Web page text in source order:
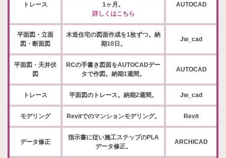
トレース
1ヶ月。
詳しくはこちら
AUTOCAD
平面図・立面
図・断面図
木造住宅の図面作成を1枚ずつ。納
期10日。
Jw_cad
平面図・天井伏
図
RCの手書き図面をAUTOCADデー
タで作図。納期1週間。
AUTOCAD
トレース 平面図のトレース。納期2週間。 Jw_cad
モデリング Revitでのマンションモデリング。 Revit
データ修正
指示書に従い施工ステップのPLA
データ修正。
ARCHICAD